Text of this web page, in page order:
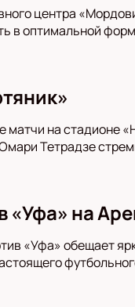
центра
в оптимальной
на стадионе
Тетрадзе
«Уфа» на
«Уфа» обещает